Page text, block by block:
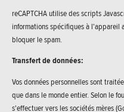
reCAPTCHA utilise des scripts
informations spécifiques à l'appareil
bloquer le spam.
Transfert de données:
Vos données personnelles sont
que dans le monde entier. Selon le
s'effectuer vers les sociétés mères